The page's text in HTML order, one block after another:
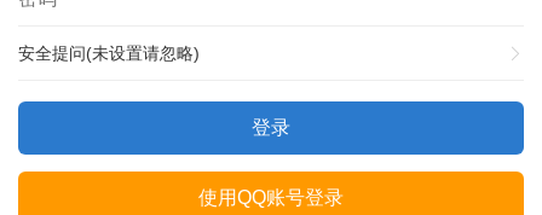
安全提问(未设置请忽略)
登录
使用QQ账号登录